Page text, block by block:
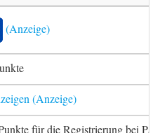
für die Registrierung bei